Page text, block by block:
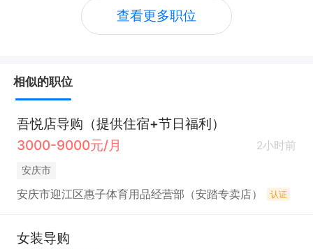
查看更多职位
相似的职位
吾悦店导购（提供住宿+节日福利）
3000-9000元/月
2小时前
安庆市
安庆市迎江区惠子体育用品经营部（安踏专卖店） 认证
女装导购